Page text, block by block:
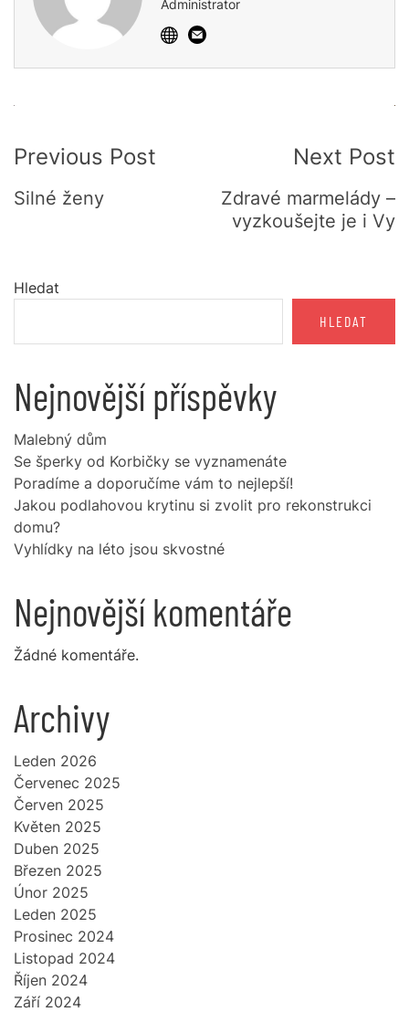
Administrator
Navigation
Previous Post
Silné ženy
Next Post
Zdravé marmelády –
vyzkoušejte je i Vy
Hledat
HLEDAT
Nejnovější příspěvky
Malebný dům
Se šperky od Korbičky se vyznamenáte
Poradíme a doporučíme vám to nejlepší!
Jakou podlahovou krytinu si zvolit pro rekonstrukci
domu?
Vyhlídky na léto jsou skvostné
Nejnovější komentáře
Žádné komentáře.
Archivy
Leden 2026
Červenec 2025
Červen 2025
Květen 2025
Duben 2025
Březen 2025
Únor 2025
Leden 2025
Prosinec 2024
Listopad 2024
Říjen 2024
Září 2024